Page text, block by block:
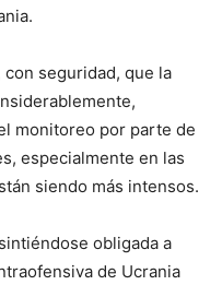
con seguridad, que la
monitoreo por parte de
especialmente en las
siendo más intensos.
obligada a
de Ucrania